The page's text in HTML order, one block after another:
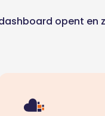
opent en